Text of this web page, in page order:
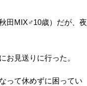
田MIX♂10歳）だが、夜
お見送りに行った。
って休めずに困ってい